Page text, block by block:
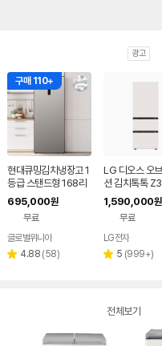
광고
구매 110+
현대큐밍김치냉장고 1
등급 스탠드형 168리
터 1도어 KAE116TS
ME18 저소음 김치보
관 절전가전 신선보관
695,000원
무료
페이
글로벌위니아
별 4.88 리
(58)
LG 디오스 오
션 김치톡톡
EF11
1,590,000원
무료
LG전자
별 5 리
(999+)
전체보기